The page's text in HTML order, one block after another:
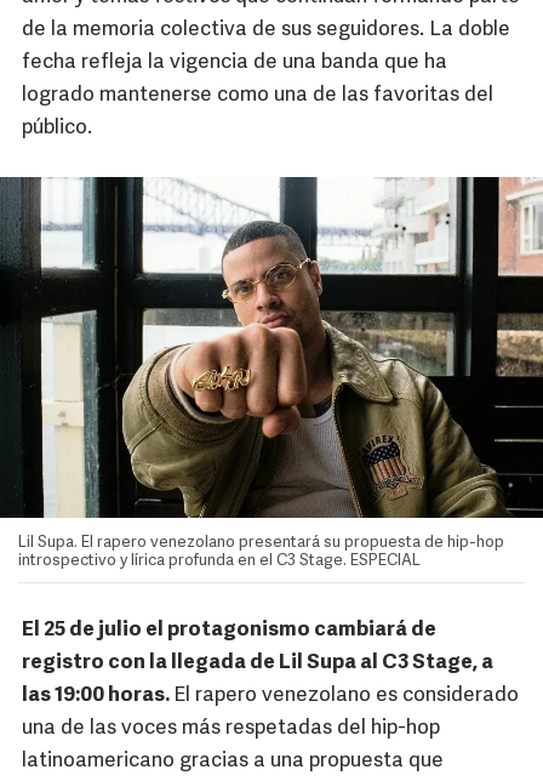
de la memoria colectiva de sus seguidores. La doble
fecha refleja la vigencia de una banda que ha
logrado mantenerse como una de las favoritas del
público.
Lil Supa. El rapero venezolano presentará su propuesta de hip-hop
introspectivo y lírica profunda en el C3 Stage. ESPECIAL
El 25 de julio el protagonismo cambiará de
registro con la llegada de Lil Supa al C3 Stage, a
las 19:00 horas. El rapero venezolano es considerado
una de las voces más respetadas del hip-hop
latinoamericano gracias a una propuesta que